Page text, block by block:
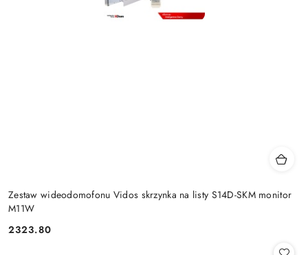
Zestaw wideodomofonu Vidos skrzynka na listy S14D-SKM monitor
M11W
Cena:
2323.80